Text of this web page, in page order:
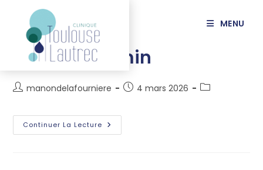
principal
MENU
AVRAM Cosmin
manondelafourniere 4 mars 2026
Continuer La Lecture